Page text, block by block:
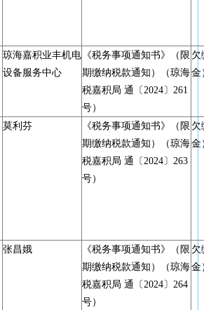
琼海嘉积业丰机电
设备服务中心
《税务事项通知书》（限
期缴纳税款通知）（琼海
税嘉积局 通〔2024〕261
号）
欠
金
莫利芬
《税务事项通知书》（限
期缴纳税款通知）（琼海
税嘉积局 通〔2024〕263
号）
欠
金
张昌娥
《税务事项通知书》（限
期缴纳税款通知）（琼海
税嘉积局 通〔2024〕264
号）
欠
金